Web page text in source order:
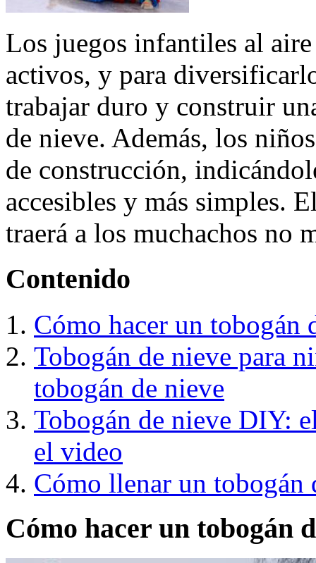
Los juegos infantiles al
activos, y para
trabajar duro y construir
de nieve. Además, los
de construcción,
accesibles y más simples.
traerá a los muchachos no
Contenido
Cómo hacer un tobogán
Tobogán de nieve para
tobogán de nieve
Tobogán de nieve DIY:
el video
Cómo llenar un tobogán
Cómo hacer un tobogán